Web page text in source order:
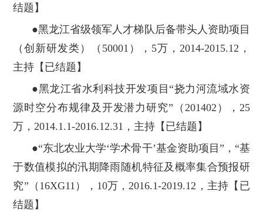
结题】
●黑龙江省级领军人才梯队后备带头人资助项目
（创新研发类）（50001），5万，2014-2015.12，
主持【已结题】
●黑龙江省水利科技开发项目“挠力河流域水资
源时空分布规律及开发潜力研究”（201402），25
万，2014.1.1-2016.12.31，主持【已结题】
●“东北农业大学‘学术骨干’基金资助项目”，“基
于数值模拟的汛期降雨随机特征及概率集合预报研
究”（16XG11），10万，2016.1-2019.12，主持【已
结题】